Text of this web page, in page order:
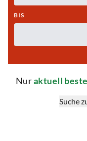
BIS
Nuraktuell
Suche